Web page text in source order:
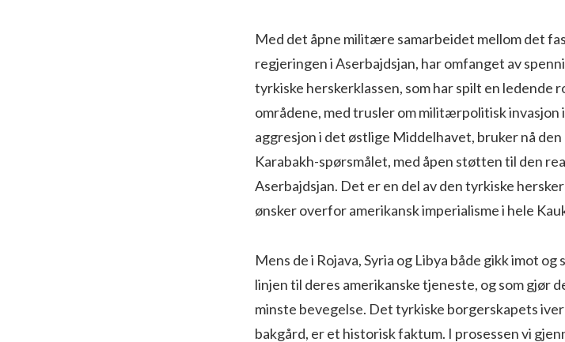
Med det åpne militære samarbeidet mellom det
regjeringen i Aserbajdsjan, har omfanget av
tyrkiske herskerklassen, som har spilt en ledende
områdene, med trusler om militærpolitisk invasjon
aggresjon i det østlige Middelhavet, bruker nå
Karabakh-spørsmålet, med åpen støtten til den
Aserbajdsjan. Det er en del av den tyrkiske
ønsker overfor amerikansk imperialisme i hele
Mens de i Rojava, Syria og Libya både gikk imot
linjen til deres amerikanske tjeneste, og som gjør
minste bevegelse. Det tyrkiske borgerskapets iver
bakgård, er et historisk faktum. I prosessen vi